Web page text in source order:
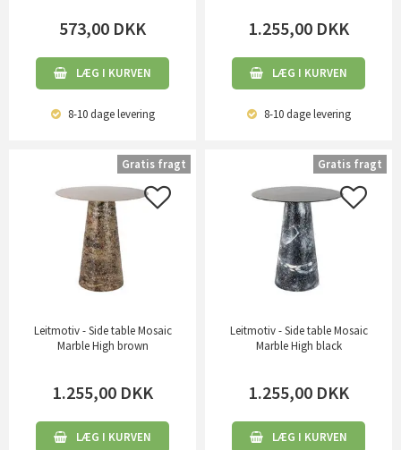
573,00 DKK
LÆG I KURVEN
8-10 dagelevering
1.255,00 DKK
LÆG I KURVEN
8-10 dagelevering
Leitmotiv - Side table Mosaic
Marble High brown
1.255,00 DKK
LÆG I KURVEN
Gratis fragt
Leitmotiv - Side table Mosaic
Marble High black
1.255,00 DKK
LÆG I KURVEN
Gratis fragt